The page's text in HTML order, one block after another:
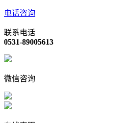
电话咨询
联系电话
0531-89005613
微信咨询